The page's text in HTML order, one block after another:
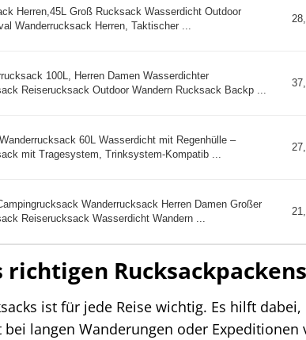
Herren,45L Groß Rucksack Wasserdicht Outdoor
Wanderrucksack Herren, Taktischer ...
100L, Herren Damen Wasserdichter
Reiserucksack Outdoor Wandern Rucksack Backp ...
60L Wasserdicht mit Regenhülle –
mit Tragesystem, Trinksystem-Kompatib ...
Wanderrucksack Herren Damen Großer
Reiserucksack Wasserdicht Wandern ...
richtigen Rucksackpackens
ist für jede Reise wichtig. Es hilft
langen Wanderungen oder Expeditionen